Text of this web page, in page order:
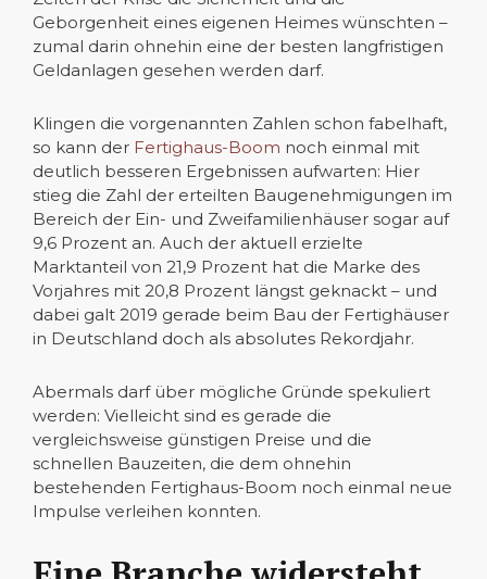
Geborgenheit eines eigenen Heimes wünschten –
zumal darin ohnehin eine der besten langfristigen
Geldanlagen gesehen werden darf.
Klingen die vorgenannten Zahlen schon fabelhaft,
so kann der Fertighaus-Boom noch einmal mit
deutlich besseren Ergebnissen aufwarten: Hier
stieg die Zahl der erteilten Baugenehmigungen im
Bereich der Ein- und Zweifamilienhäuser sogar auf
9,6 Prozent an. Auch der aktuell erzielte
Marktanteil von 21,9 Prozent hat die Marke des
Vorjahres mit 20,8 Prozent längst geknackt – und
dabei galt 2019 gerade beim Bau der Fertighäuser
in Deutschland doch als absolutes Rekordjahr.
Abermals darf über mögliche Gründe spekuliert
werden: Vielleicht sind es gerade die
vergleichsweise günstigen Preise und die
schnellen Bauzeiten, die dem ohnehin
bestehenden Fertighaus-Boom noch einmal neue
Impulse verleihen konnten.